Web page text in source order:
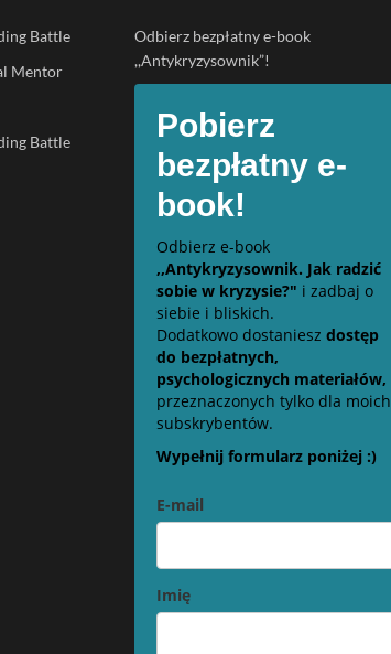
Battle
Mentor
Battle
Odbierz bezpłatny e-book
,,Antykryzysownik”!
Pobierz
bezpłatny e-
book!
Odbierz e-book
,,Antykryzysownik. Jak radzić
sobie w kryzysie?" i zadbaj o
siebie i bliskich.
Dodatkowo dostaniesz dostęp
do bezpłatnych,
psychologicznych materiałów,
przeznaczonych tylko dla moich
subskrybentów.
Wypełnij formularz poniżej :)
E-mail
Imię